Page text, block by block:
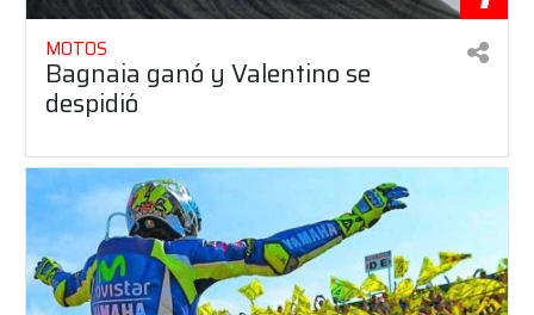
MOTOS
Bagnaia ganó y Valentino se
despidió